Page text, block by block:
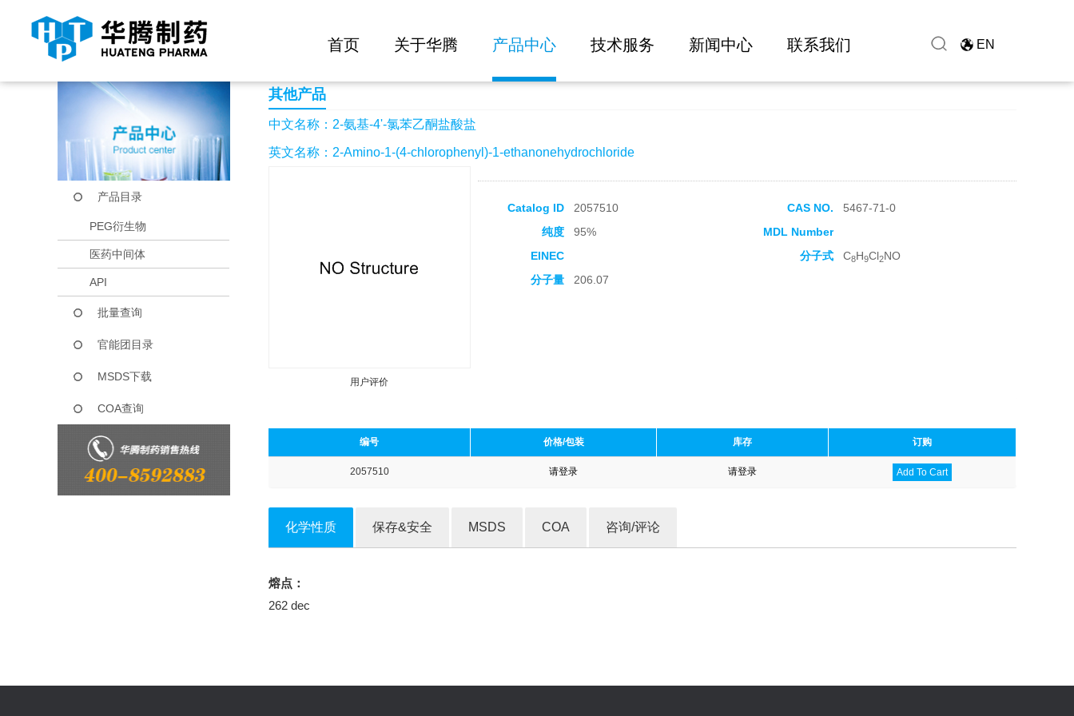
首页 关于华腾 产品中心 技术服务 新闻中心 联系我们 EN
当前位置： 首页 产品中心 2-氨基-4'-氯苯乙酮盐酸盐
产品目录
PEG衍生物
医药中间体
API
批量查询
官能团目录
MSDS下载
COA查询
其他产品
中文名称：2-氨基-4'-氯苯乙酮盐酸盐
英文名称：2-Amino-1-(4-chlorophenyl)-1-ethanonehydrochloride
用户评价
Catalog ID 2057510 CAS NO.
5467-71-0
纯度
95%
MDL Number
EINEC
分子式 C8H9Cl2NO
分子量
206.07
编号 价格/包装 库存 订购
2057510 请登录 请登录 Add To Cart
化学性质 保存&安全 MSDS COA 咨询/评论
熔点：
262 dec